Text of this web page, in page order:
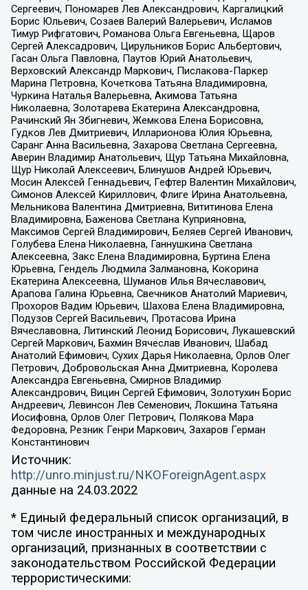
Сергеевич, Пономарев Лев Александрович, Каргалицкий
Борис Юльевич, Созаев Валерий Валерьевич, Исламов
Тимур Рифгатович, Романова Ольга Евгеньевна, Щаров
Сергей Алексадрович, Цирульников Борис Альбертович,
Гасан Ольга Павловна, Паутов Юрий Анатольевич,
Верховский Александр Маркович, Пислакова-Паркер
Марина Петровна, Кочеткова Татьяна Владимировна,
Чуркина Наталья Валерьевна, Акимова Татьяна
Николаевна, Золотарева Екатерина Александровна,
Рачинский Ян Збигневич, Жемкова Елена Борисовна,
Гудков Лев Дмитриевич, Илларионова Юлия Юрьевна,
Саранг Анна Васильевна, Захарова Светлана Сергеевна,
Аверин Владимир Анатольевич, Щур Татьяна Михайловна,
Щур Николай Алексеевич, Блинушов Андрей Юрьевич,
Мосин Алексей Геннадьевич, Гефтер Валентин Михайлович,
Симонов Алексей Кириллович, Флиге Ирина Анатольевна,
Мельникова Валентина Дмитриевна, Вититинова Елена
Владимировна, Баженова Светлана Куприяновна,
Максимов Сергей Владимирович, Беляев Сергей Иванович,
Голубева Елена Николаевна, Ганнушкина Светлана
Алексеевна, Закс Елена Владимировна, Буртина Елена
Юрьевна, Гендель Людмила Залмановна, Кокорина
Екатерина Алексеевна, Шуманов Илья Вячеславович,
Арапова Галина Юрьевна, Свечников Анатолий Мариевич,
Прохоров Вадим Юрьевич, Шахова Елена Владимировна,
Подузов Сергей Васильевич, Протасова Ирина
Вячеславовна, Литинский Леонид Борисович, Лукашевский
Сергей Маркович, Бахмин Вячеслав Иванович, Шабад
Анатолий Ефимович, Сухих Дарья Николаевна, Орлов Олег
Петрович, Добровольская Анна Дмитриевна, Королева
Александра Евгеньевна, Смирнов Владимир
Александрович, Вицин Сергей Ефимович, Золотухин Борис
Андреевич, Левинсон Лев Семенович, Локшина Татьяна
Иосифовна, Орлов Олег Петрович, Полякова Мара
Федоровна, Резник Генри Маркович, Захаров Герман
Константинович
Источник:
http://unro.minjust.ru/NKOForeignAgent.aspx
данные на 24.03.2022
* Единый федеральный список организаций, в
том числе иностранных и международных
организаций, признанных в соответствии с
законодательством Российской Федерации
террористическими: